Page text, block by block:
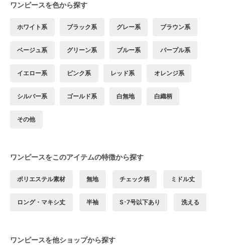
ワンピースを色から探す
ホワイト系 ブラック系 グレー系 ブラウン系
ベージュ系 グリーン系 ブルー系 パープル系
イエロー系 ピンク系 レッド系 オレンジ系
シルバー系 ゴールド系 白無地 白織柄
その他
ワンピースをこのアイテムの特徴から探す
ポリエステル素材 無地 チェック柄 ミドル丈
ロング・マキシ丈 半袖 S･7号以下あり 洗える
ワンピースを他ショップから探す